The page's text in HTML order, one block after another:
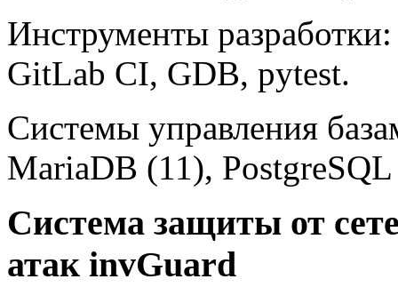
Инструменты
GitLab CI, GDB, pytest.
Системы управления
MariaDB (11),
Система защиты от
атак invGuard